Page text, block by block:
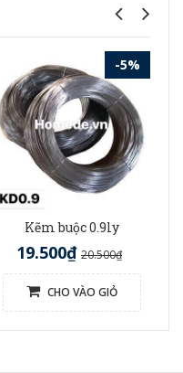
-5%
Kẽm buộc 0.9ly
19.500₫ 20.500₫
CHO VÀO GIỎ